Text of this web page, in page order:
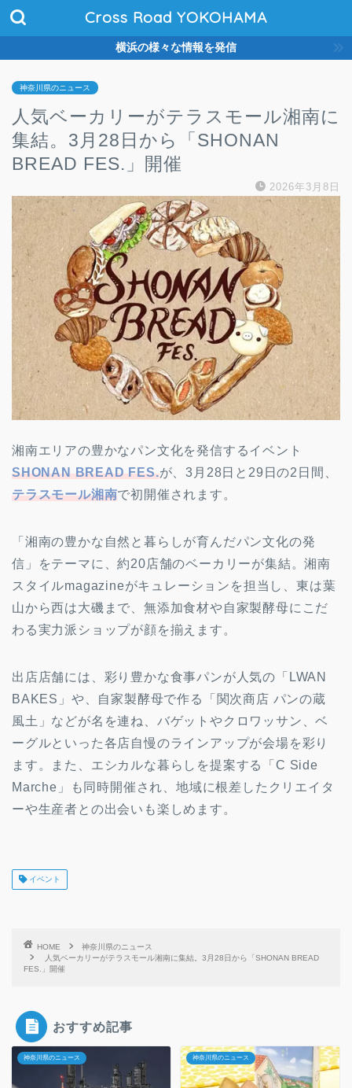
Cross Road YOKOHAMA
横浜の様々な情報を発信
神奈川県のニュース
人気ベーカリーがテラスモール湘南に
集結。3月28日から「SHONAN
BREAD FES.」開催
2026年3月8日
湘南エリアの豊かなパン文化を発信するイベント
SHONAN BREAD FES.が、3月28日と29日の2日間、
テラスモール湘南で初開催されます。
「湘南の豊かな自然と暮らしが育んだパン文化の発
信」をテーマに、約20店舗のベーカリーが集結。湘南
スタイルmagazineがキュレーションを担当し、東は葉
山から西は大磯まで、無添加食材や自家製酵母にこだ
わる実力派ショップが顔を揃えます。
出店店舗には、彩り豊かな食事パンが人気の「LWAN
BAKES」や、自家製酵母で作る「関次商店 パンの蔵
風土」などが名を連ね、バゲットやクロワッサン、ベ
ーグルといった各店自慢のラインアップが会場を彩り
ます。また、エシカルな暮らしを提案する「C Side
Marche」も同時開催され、地域に根差したクリエイタ
ーや生産者との出会いも楽しめます。
イベント
HOME
神奈川県のニュース
人気ベーカリーがテラスモール湘南に集結。3月28日から「SHONAN BREAD
FES.」開催
おすすめ記事
神奈川県のニュース 神奈川県のニュース